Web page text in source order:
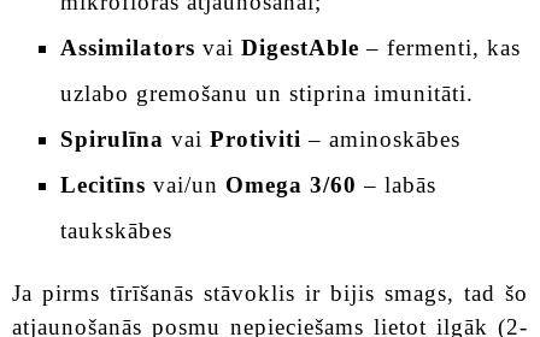
Assimilators vai DigestAble – fermenti, kas
uzlabo gremošanu un stiprina imunitāti.
Spirulīna vai Protiviti – aminoskābes
Lecitīns vai/un Omega 3/60 – labās
taukskābes
Ja pirms tīrīšanās stāvoklis ir bijis smags, tad šo
atjaunošanās posmu nepieciešams lietot ilgāk (2-